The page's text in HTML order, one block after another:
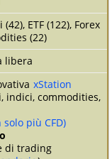
ETF (122), Forex
(22)
libera
xStation
indici, commodities,
più CFD)
di trading